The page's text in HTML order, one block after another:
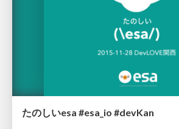
たのしいesa #esa_io #devKan